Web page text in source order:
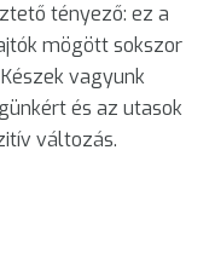
tényező: ez a
mögött sokszor
vagyunk
és az utasok
változás.